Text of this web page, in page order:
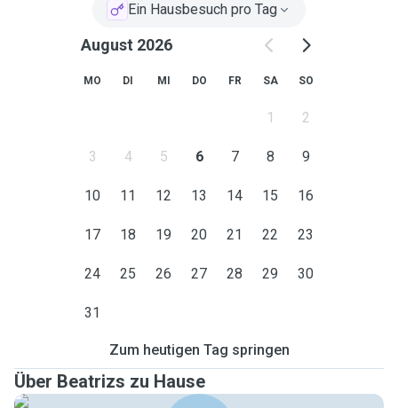
Ein Hausbesuch pro Tag
August 2026
MO DI MI DO FR SA SO
1 2
3 4 5 6 7 8 9
10 11 12 13 14 15 16
17 18 19 20 21 22 23
24 25 26 27 28 29 30
31
Zum heutigen Tag springen
Über Beatrizs zu Hause